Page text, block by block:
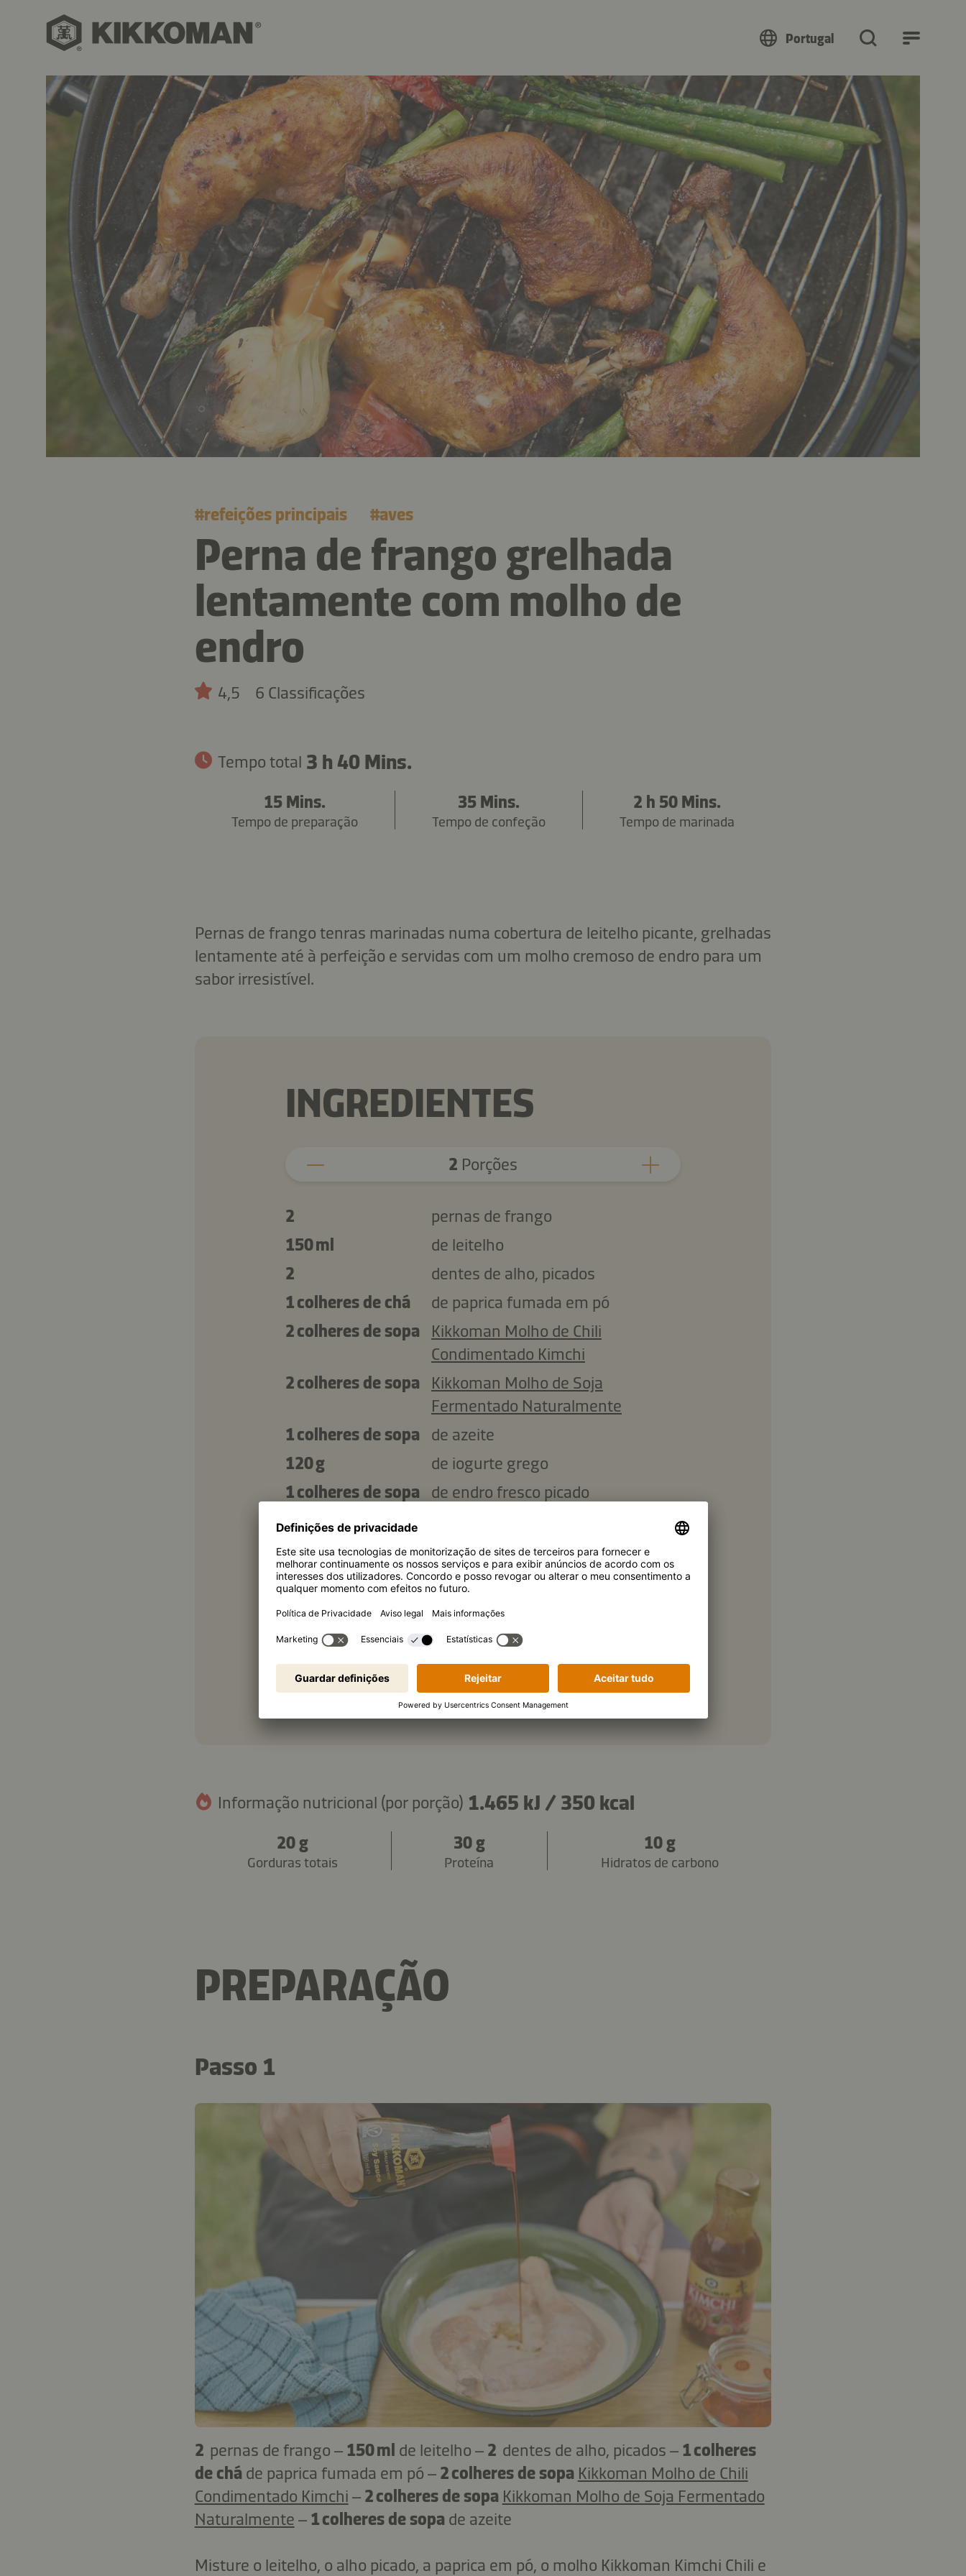
Portugal
#refeições principais #aves
Perna de frango grelhada
lentamente com molho de
endro
4,5 6 Classificações
Tempo total 3 h 40 Mins.
15 Mins.
Tempo de preparação
35 Mins.
Tempo de confeção
2 h 50 Mins.
Tempo de marinada
Pernas de frango tenras marinadas numa cobertura de leitelho picante, grelhadas
lentamente até à perfeição e servidas com um molho cremoso de endro para um
sabor irresistível.
INGREDIENTES
2 Porções
2
pernas de frango
150 ml
de leitelho
2
dentes de alho, picados
1 colheres de chá
de paprica fumada em pó
2 colheres de sopa
Kikkoman Molho de Chili
Condimentado Kimchi
2 colheres de sopa
Kikkoman Molho de Soja
Fermentado Naturalmente
1 colheres de sopa de azeite
120 g
de iogurte grego
1 colheres de sopa de endro fresco picado
1 colheres de chá
2 colheres de chá
Kikkoman Molho de Soja
Fermentado Naturalmente
10 g
Copiar ingredientes
Informação nutricional (por porção) 1.465 kJ / 350 kcal
20 g
Gorduras totais
30 g
Proteína
10 g
Hidratos de carbono
PREPARAÇÃO
Passo 1
2 pernas de frango – 150 ml de leitelho – 2 dentes de alho, picados – 1 colheres
de chá de paprica fumada em pó – 2 colheres de sopa Kikkoman Molho de Chili
Condimentado Kimchi – 2 colheres de sopa Kikkoman Molho de Soja Fermentado
Naturalmente – 1 colheres de sopa de azeite
Misture o leitelho, o alho picado, a paprica em pó, o molho Kikkoman Kimchi Chili e